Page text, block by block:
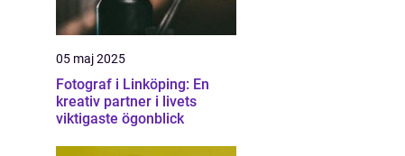
05 maj 2025
Fotograf i Linköping: En
kreativ partner i livets
viktigaste ögonblick